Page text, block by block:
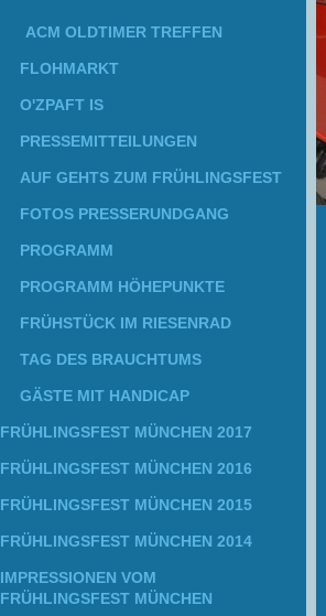
ACM OLDTIMER TREFFEN
FLOHMARKT
O'ZPAFT IS
PRESSEMITTEILUNGEN
AUF GEHTS ZUM FRÜHLINGSFEST
FOTOS PRESSERUNDGANG
PROGRAMM
PROGRAMM HÖHEPUNKTE
FRÜHSTÜCK IM RIESENRAD
TAG DES BRAUCHTUMS
GÄSTE MIT HANDICAP
FRÜHLINGSFEST MÜNCHEN 2017
FRÜHLINGSFEST MÜNCHEN 2016
FRÜHLINGSFEST MÜNCHEN 2015
FRÜHLINGSFEST MÜNCHEN 2014
IMPRESSIONEN VOM
FRÜHLINGSFEST MÜNCHEN